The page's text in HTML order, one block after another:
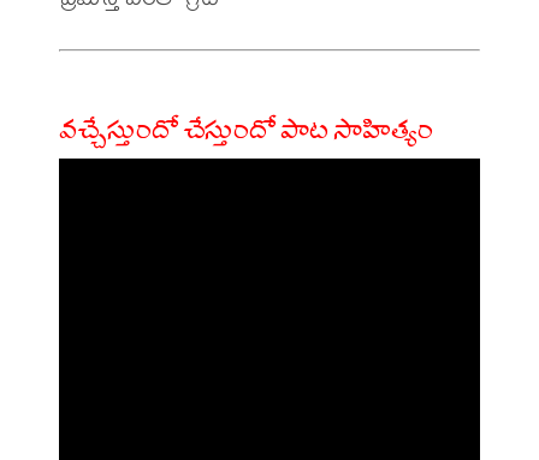
వచ్చేస్తుందో చేస్తుందో పాట సాహిత్యం